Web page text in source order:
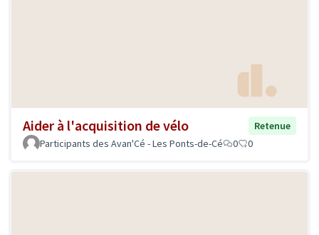
Aider à l'acquisition de vélo
Retenue
Participants des Avan'Cé - Les Ponts-de-Cé
0 0